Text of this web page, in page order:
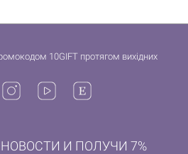
10GIFT протягом вихідних
И ПОЛУЧИ 7%